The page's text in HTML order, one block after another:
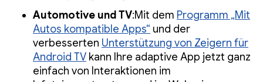
Automotive und TV:Mit dem Programm „Mit
Autos kompatible Apps“ und der
verbesserten Unterstützung von Zeigern für
Android TV kann Ihre adaptive App jetzt ganz
einfach von Interaktionen im